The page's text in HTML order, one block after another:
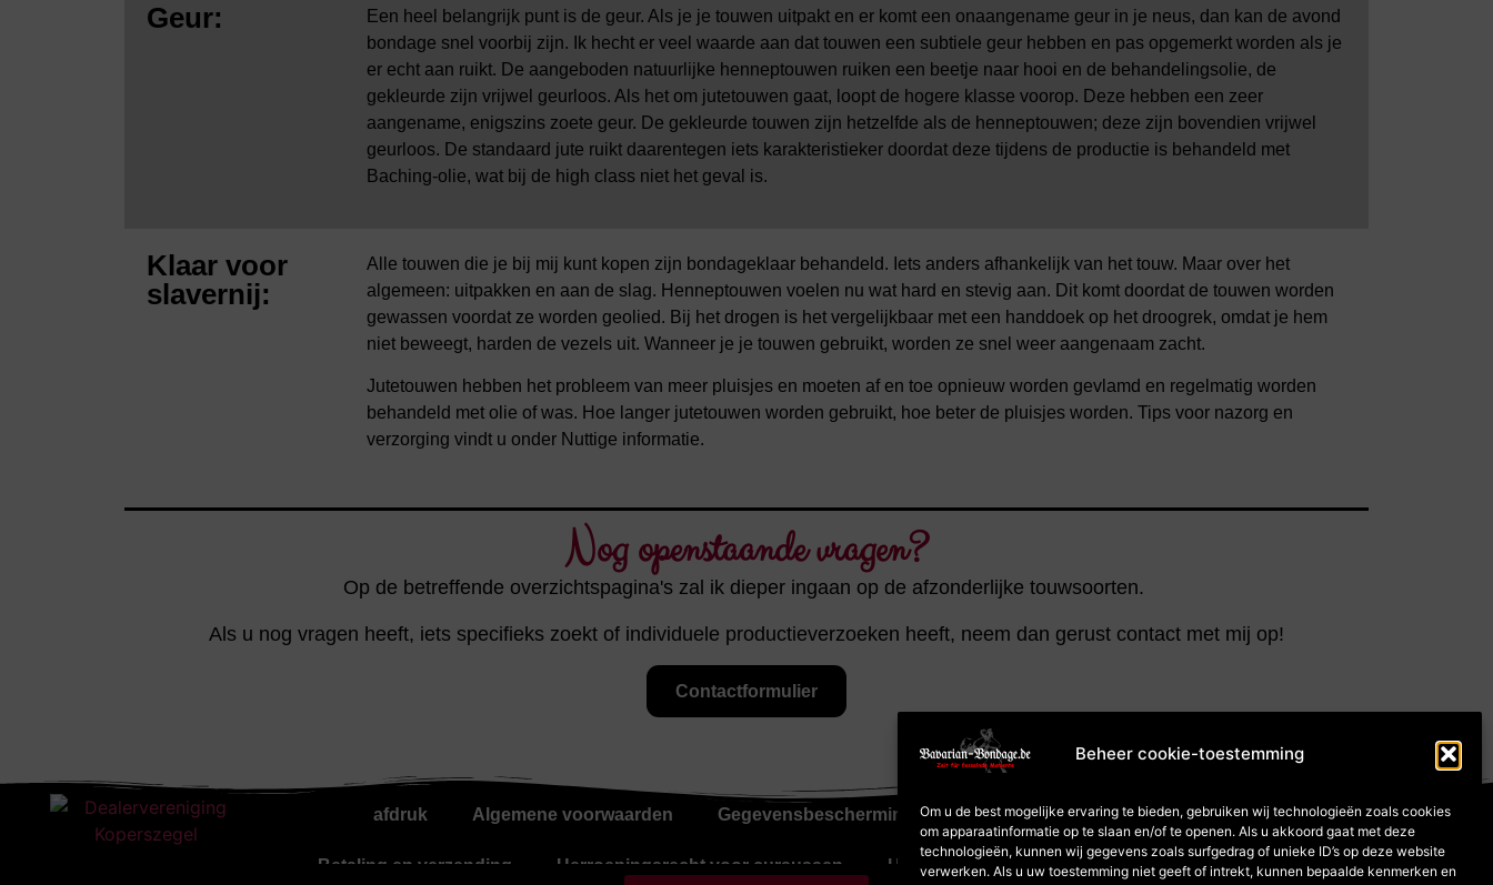
Beheer cookie-toestemming
Om u de best mogelijke ervaring te bieden, gebruiken wij technologieën zoals cookies
om apparaatinformatie op te slaan en/of te openen. Als u akkoord gaat met deze
technologieën, kunnen wij gegevens zoals surfgedrag of unieke ID’s op deze website
verwerken. Als u uw toestemming niet geeft of intrekt, kunnen bepaalde kenmerken en
Geur:
Een heel belangrijk punt is de geur. Als je je touwen uitpakt en er komt een onaangename geur in je neus, dan kan de avond
bondage snel voorbij zijn. Ik hecht er veel waarde aan dat touwen een subtiele geur hebben en pas opgemerkt worden als je
er echt aan ruikt. De aangeboden natuurlijke henneptouwen ruiken een beetje naar hooi en de behandelingsolie, de
gekleurde zijn vrijwel geurloos. Als het om jutetouwen gaat, loopt de hogere klasse voorop. Deze hebben een zeer
aangename, enigszins zoete geur. De gekleurde touwen zijn hetzelfde als de henneptouwen; deze zijn bovendien vrijwel
geurloos. De standaard jute ruikt daarentegen iets karakteristieker doordat deze tijdens de productie is behandeld met
Baching-olie, wat bij de high class niet het geval is.
Klaar voor
slavernij:
Alle touwen die je bij mij kunt kopen zijn bondageklaar behandeld. Iets anders afhankelijk van het touw. Maar over het
algemeen: uitpakken en aan de slag. Henneptouwen voelen nu wat hard en stevig aan. Dit komt doordat de touwen worden
gewassen voordat ze worden geolied. Bij het drogen is het vergelijkbaar met een handdoek op het droogrek, omdat je hem
niet beweegt, harden de vezels uit. Wanneer je je touwen gebruikt, worden ze snel weer aangenaam zacht.
Jutetouwen hebben het probleem van meer pluisjes en moeten af en toe opnieuw worden gevlamd en regelmatig worden
behandeld met olie of was. Hoe langer jutetouwen worden gebruikt, hoe beter de pluisjes worden. Tips voor nazorg en
verzorging vindt u onder Nuttige informatie.
Nog openstaande vragen?
Op de betreffende overzichtspagina's zal ik dieper ingaan op de afzonderlijke touwsoorten.
Als u nog vragen heeft, iets specifieks zoekt of individuele productieverzoeken heeft, neem dan gerust contact met mij op!
Contactformulier
afdruk Algemene voorwaarden Gegevensbescherming Cookiebeleid (EU)
Betaling en verzending Herroepingsrecht voor cursussen Herroepingsrecht voor goederen